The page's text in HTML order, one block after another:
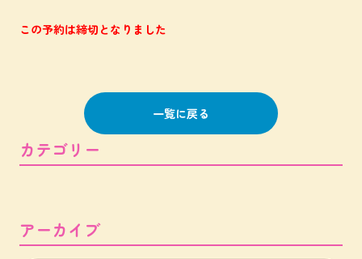
この予約は締切となりました
一覧に戻る
カテゴリー
アーカイブ